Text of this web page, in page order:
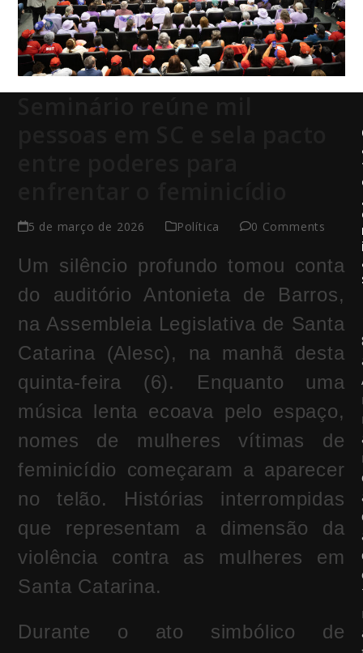
5 de março de 2026 Política 0 Comments
Um silêncio profundo tomou conta
do auditório Antonieta de Barros,
na Assembleia Legislativa de Santa
Catarina (Alesc), na manhã desta
quinta-feira (6). Enquanto uma
música lenta ecoava pelo espaço,
nomes de mulheres vítimas de
feminicídio começaram a aparecer
no telão. Histórias interrompidas
que representam a dimensão da
violência contra as mulheres em
Santa Catarina.
Durante o ato simbólico de